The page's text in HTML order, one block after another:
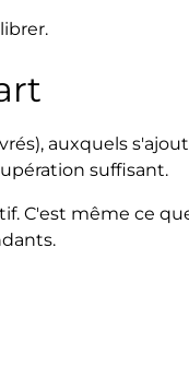
auxquels
suffisant.
C'est même ce